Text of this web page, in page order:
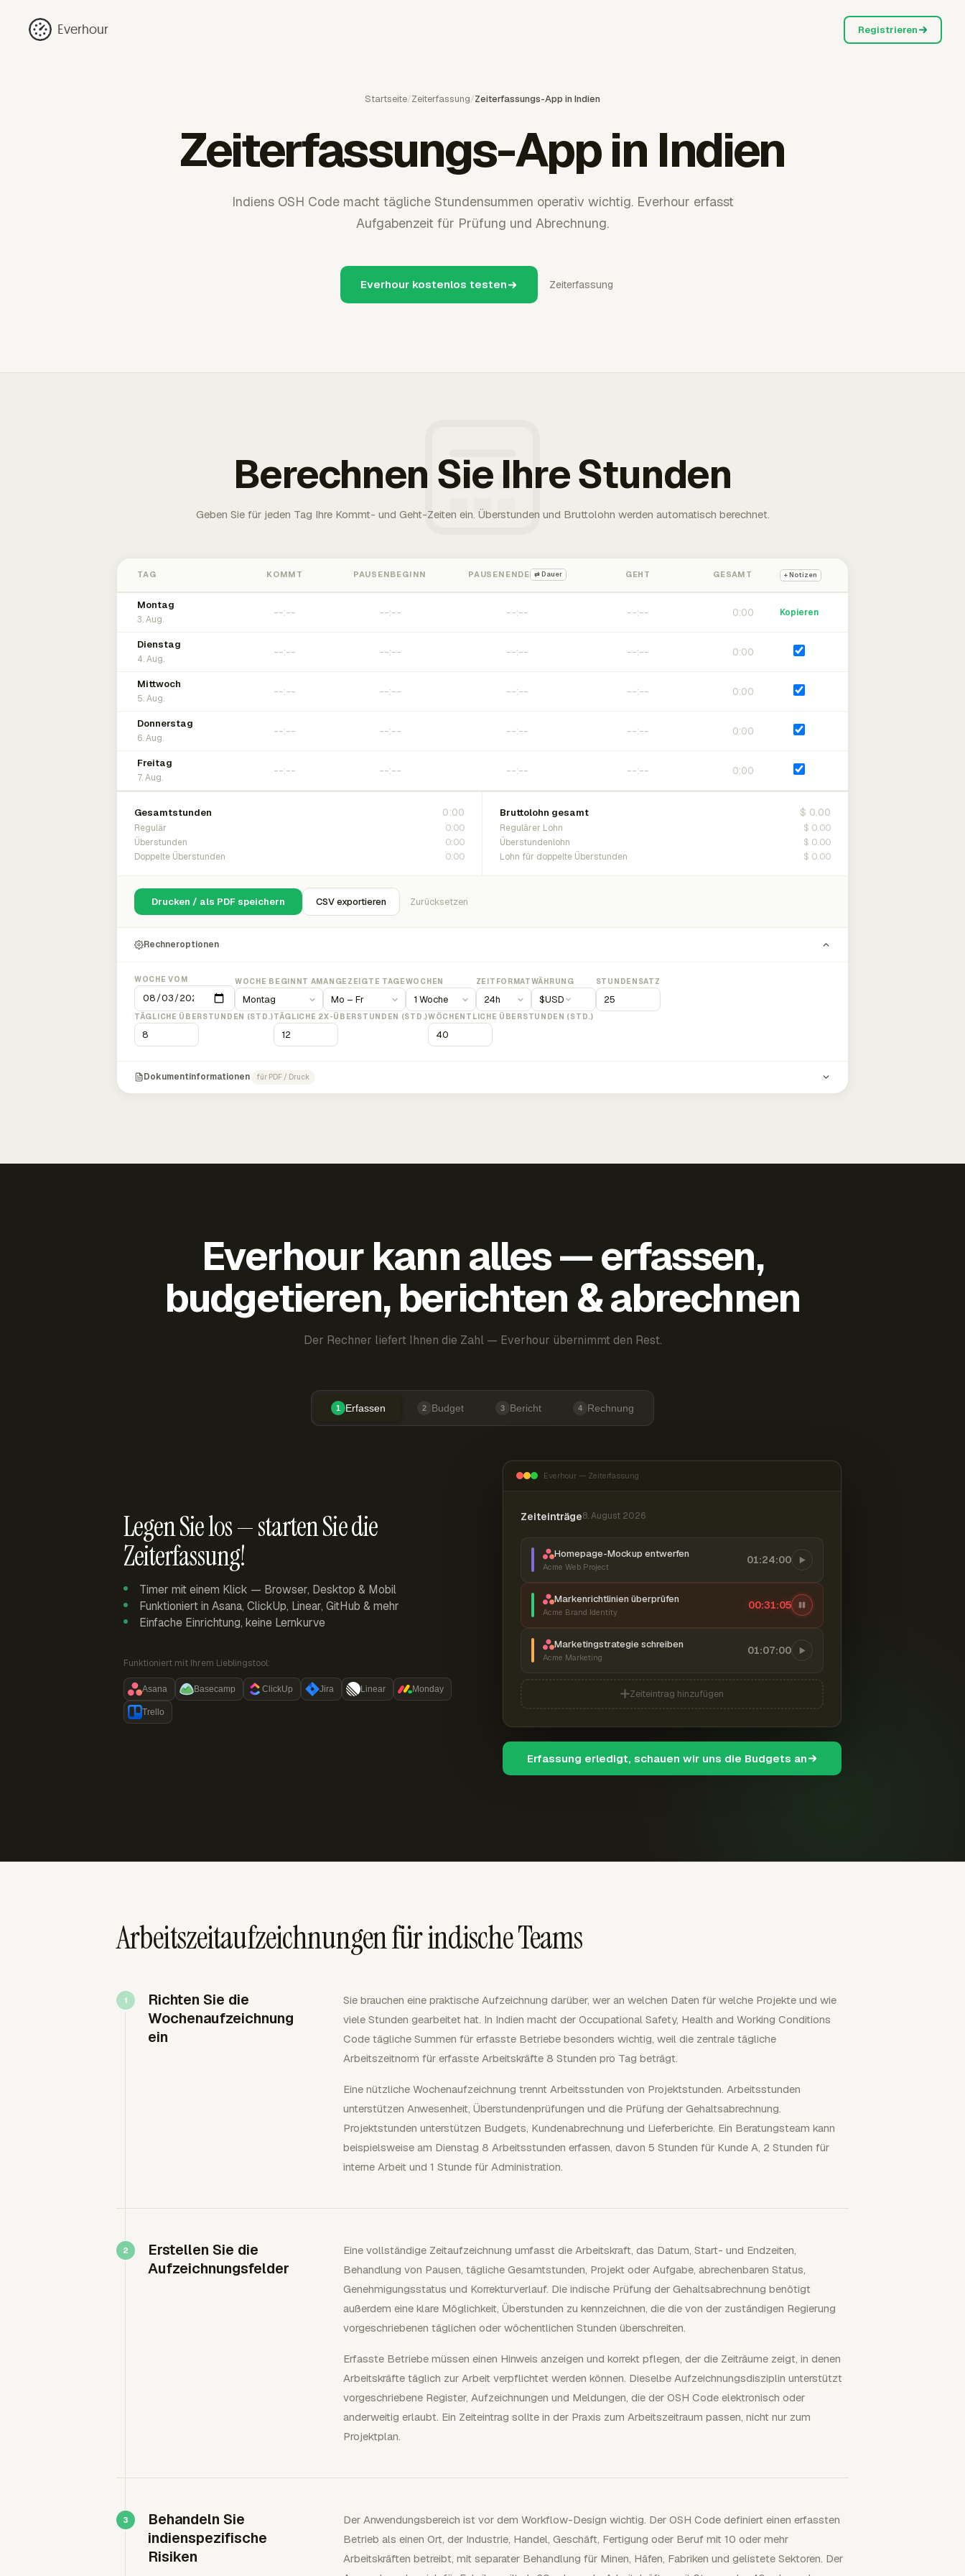
Everhour Registrieren
Startseite/Zeiterfassung/Zeiterfassungs-App in Indien
Zeiterfassungs-App in Indien
Indiens OSH Code macht tägliche Stundensummen operativ wichtig. Everhour erfasst
Aufgabenzeit für Prüfung und Abrechnung.
Everhour kostenlos testen Zeiterfassung
Berechnen Sie Ihre Stunden
Geben Sie für jeden Tag Ihre Kommt- und Geht-Zeiten ein. Überstunden und Bruttolohn werden automatisch berechnet.
TAG KOMMT PAUSENBEGINN PAUSENENDE ⇄ Dauer GEHT GESAMT + Notizen
Montag
3. Aug.
0:00 Kopieren
Dienstag
4. Aug.
0:00
Mittwoch
5. Aug.
0:00
Donnerstag
6. Aug.
0:00
Freitag
7. Aug.
0:00
Gesamtstunden 0:00
Regulär 0:00
Überstunden 0:00
Doppelte Überstunden 0:00
Bruttolohn gesamt $ 0.00
Regulärer Lohn $ 0.00
Überstundenlohn $ 0.00
Lohn für doppelte Überstunden $ 0.00
Drucken / als PDF speichern CSV exportieren Zurücksetzen
Rechneroptionen
WOCHE VOM WOCHE BEGINNT AMANGEZEIGTE TAGEWOCHEN ZEITFORMATWÄHRUNG
$USD
STUNDENSATZ
TÄGLICHE ÜBERSTUNDEN (STD.)TÄGLICHE 2X-ÜBERSTUNDEN (STD.)WÖCHENTLICHE ÜBERSTUNDEN (STD.)
Dokumentinformationen für PDF / Druck
Everhour kann alles — erfassen,
budgetieren, berichten & abrechnen
Der Rechner liefert Ihnen die Zahl — Everhour übernimmt den Rest.
1 Erfassen 2 Budget 3 Bericht 4 Rechnung
Legen Sie los — starten Sie die
Zeiterfassung!
Timer mit einem Klick — Browser, Desktop & Mobil
Funktioniert in Asana, ClickUp, Linear, GitHub & mehr
Einfache Einrichtung, keine Lernkurve
Funktioniert mit Ihrem Lieblingstool:
Asana Basecamp ClickUp Jira Linear Monday
Trello
Everhour — Zeiterfassung
Zeiteinträge8. August 2026
Homepage-Mockup entwerfen
Acme Web Project
01:24:00
Markenrichtlinien überprüfen
Acme Brand Identity
00:31:06
Marketingstrategie schreiben
Acme Marketing
01:07:00
Zeiteintrag hinzufügen
Erfassung erledigt, schauen wir uns die Budgets an
Arbeitszeitaufzeichnungen für indische Teams
Richten Sie die
Wochenaufzeichnung
ein
Sie brauchen eine praktische Aufzeichnung darüber, wer an welchen Daten für welche Projekte und wie
viele Stunden gearbeitet hat. In Indien macht der Occupational Safety, Health and Working Conditions
Code tägliche Summen für erfasste Betriebe besonders wichtig, weil die zentrale tägliche
Arbeitszeitnorm für erfasste Arbeitskräfte 8 Stunden pro Tag beträgt.
Eine nützliche Wochenaufzeichnung trennt Arbeitsstunden von Projektstunden. Arbeitsstunden
unterstützen Anwesenheit, Überstundenprüfungen und die Prüfung der Gehaltsabrechnung.
Projektstunden unterstützen Budgets, Kundenabrechnung und Lieferberichte. Ein Beratungsteam kann
beispielsweise am Dienstag 8 Arbeitsstunden erfassen, davon 5 Stunden für Kunde A, 2 Stunden für
interne Arbeit und 1 Stunde für Administration.
Erstellen Sie die
Aufzeichnungsfelder
Eine vollständige Zeitaufzeichnung umfasst die Arbeitskraft, das Datum, Start- und Endzeiten,
Behandlung von Pausen, tägliche Gesamtstunden, Projekt oder Aufgabe, abrechenbaren Status,
Genehmigungsstatus und Korrekturverlauf. Die indische Prüfung der Gehaltsabrechnung benötigt
außerdem eine klare Möglichkeit, Überstunden zu kennzeichnen, die die von der zuständigen Regierung
vorgeschriebenen täglichen oder wöchentlichen Stunden überschreiten.
Erfasste Betriebe müssen einen Hinweis anzeigen und korrekt pflegen, der die Zeiträume zeigt, in denen
Arbeitskräfte täglich zur Arbeit verpflichtet werden können. Dieselbe Aufzeichnungsdisziplin unterstützt
vorgeschriebene Register, Aufzeichnungen und Meldungen, die der OSH Code elektronisch oder
anderweitig erlaubt. Ein Zeiteintrag sollte in der Praxis zum Arbeitszeitraum passen, nicht nur zum
Projektplan.
Behandeln Sie
indienspezifische
Risiken
Der Anwendungsbereich ist vor dem Workflow-Design wichtig. Der OSH Code definiert einen erfassten
Betrieb als einen Ort, der Industrie, Handel, Geschäft, Fertigung oder Beruf mit 10 oder mehr
Arbeitskräften betreibt, mit separater Behandlung für Minen, Häfen, Fabriken und gelistete Sektoren. Der